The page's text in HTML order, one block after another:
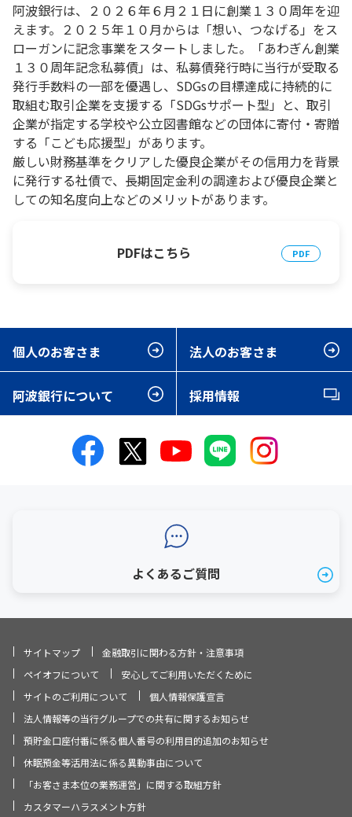
阿波銀行は、２０２６年６月２１日に創業１３０周年を迎
えます。２０２５年１０月からは「想い、つなげる」をス
ローガンに記念事業をスタートしました。「あわぎん創業
１３０周年記念私募債」は、私募債発行時に当行が受取る
発行手数料の一部を優遇し、SDGsの目標達成に持続的に
取組む取引企業を支援する「SDGsサポート型」と、取引
企業が指定する学校や公立図書館などの団体に寄付・寄贈
する「こども応援型」があります。
厳しい財務基準をクリアした優良企業がその信用力を背景
に発行する社債で、長期固定金利の調達および優良企業と
しての知名度向上などのメリットがあります。
PDFはこちら
個人のお客さま 法人のお客さま
阿波銀行について 採用情報
よくあるご質問
サイトマップ
金融取引に関わる方針・注意事項
ペイオフについて
安心してご利用いただくために
サイトのご利用について
個人情報保護宣言
法人情報等の当行グループでの共有に関するお知らせ
預貯金口座付番に係る個人番号の利用目的追加のお知らせ
休眠預金等活用法に係る異動事由について
「お客さま本位の業務運営」に関する取組方針
カスタマーハラスメント方針